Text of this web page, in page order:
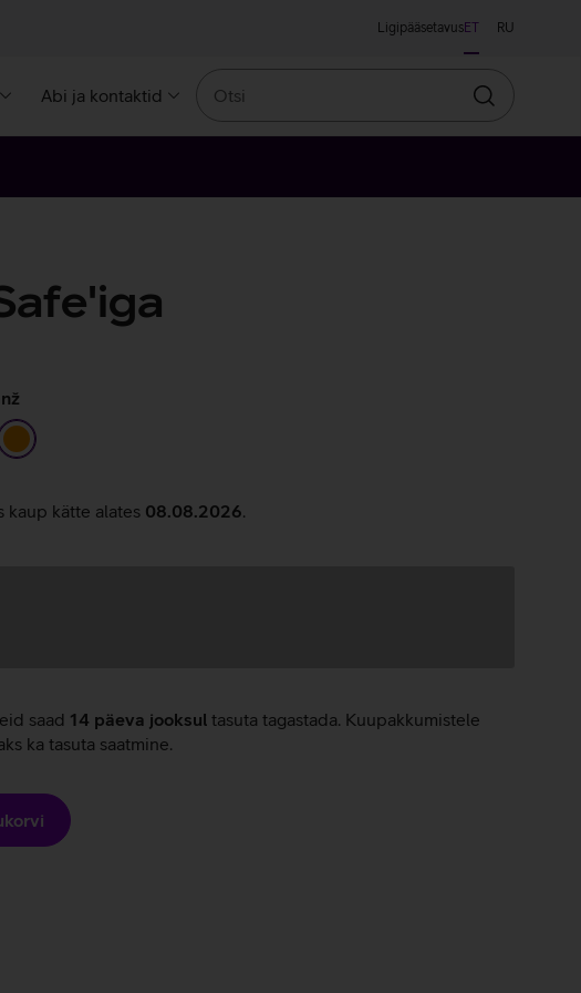
LigipääsetavusET RU
Abi ja kontaktid
Otsin
oranž
kaup kätte alates 08.08.2026
saad 14 päeva jooksul tasuta tagastada. Kuupakkumistele
ka tasuta saatmine.